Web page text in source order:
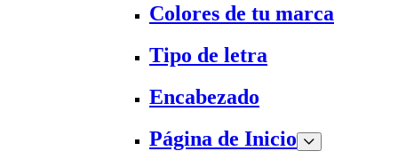
Colores de tu marca
Tipo de letra
Encabezado
Página de Inicio